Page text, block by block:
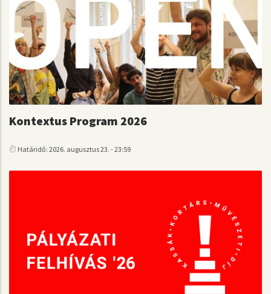
Kontextus Program 2026
Határidő: 2026. augusztus 23. - 23:59